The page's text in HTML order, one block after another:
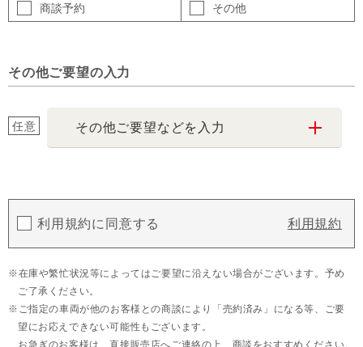
商談予約 その他
その他ご要望の入力
任意 その他ご要望などを入力
利用規約に同意する 利用規約
在庫や繁忙状況等によってはご要望に沿えない場合がございます。予め
ご了承ください。
ご指定の車両が他のお客様との商談により「売約済み」になる等、ご要
望にお応えできない可能性もございます。
お急ぎのお客様は、直接販売店へご連絡の上、商談をおすすめください。